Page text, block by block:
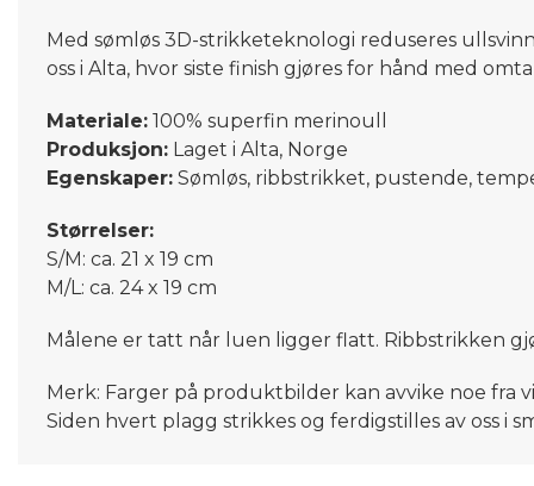
Med sømløs 3D-strikketeknologi reduseres
oss i Alta, hvor siste finish gjøres for hånd med
Materiale: 100% superfin merinoull
Produksjon: Laget i Alta, Norge
Egenskaper: Sømløs, ribbstrikket, pustende,
Størrelser:
S/M: ca. 21 x 19 cm
M/L: ca. 24 x 19 cm
Målene er tatt når luen ligger flatt. Ribbstrikken
Merk: Farger på produktbilder kan avvike noe fra
Siden hvert plagg strikkes og ferdigstilles av oss i